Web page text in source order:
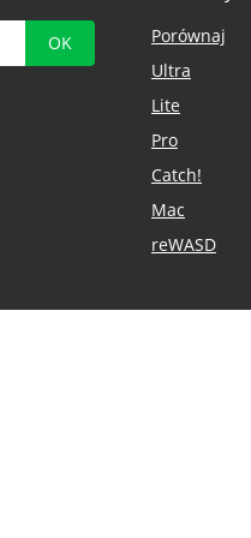
Porównaj
Ultra
Lite
Pro
Catch!
Mac
reWASD